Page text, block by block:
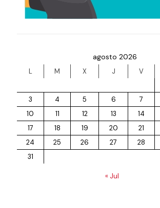
agosto 2026
L M X J V
3
4 5 6 7
10
11 12 13 14
17
18 19 20 21
24
25 26 27 28
31
« Jul